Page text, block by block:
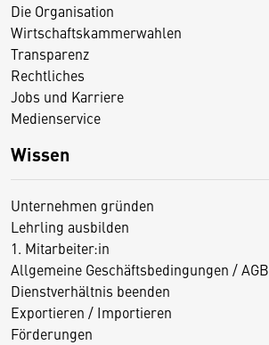
Die Organisation
Wirtschaftskammerwahlen
Transparenz
Rechtliches
Jobs und Karriere
Medienservice
Wissen
Unternehmen gründen
Lehrling ausbilden
1. Mitarbeiter:in
Allgemeine Geschäftsbedingungen / AGB
Dienstverhältnis beenden
Exportieren / Importieren
Förderungen